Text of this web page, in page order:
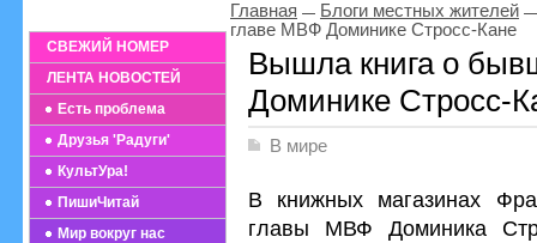
СВЕЖИЙ НОМЕР
ЛЕНТА НОВОСТЕЙ
Есть проблема
Друзья 'Радуги'
КультУра!
ПишиЧитай
Мир вокруг нас
Главная
Блоги местных жителей
главе МВФ Доминике Стросс-Кане
Вышла книга о
Доминике Стросс-
В мире
В книжных магазинах
главы МВФ Доминика